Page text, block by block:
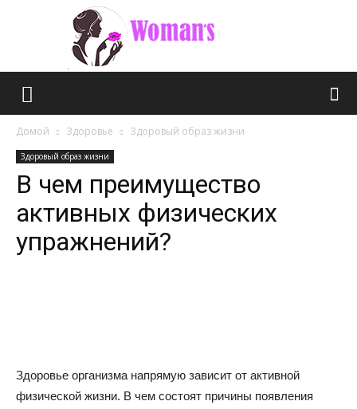
Домой Здоровье Здоровый образ жизни
Здоровый образ жизни
В чем преимущество
активных физических
упражнений?
Здоровье организма напрямую зависит от активной
физической жизни. В чем состоят причины появления